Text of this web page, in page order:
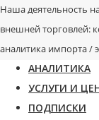
Наша деятельность
внешней торговлей:
аналитика импорта /
АНАЛИТИКА
УСЛУГИ И
ПОДПИСКИ